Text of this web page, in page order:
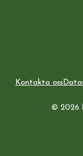
Kontakta oss
© 2026